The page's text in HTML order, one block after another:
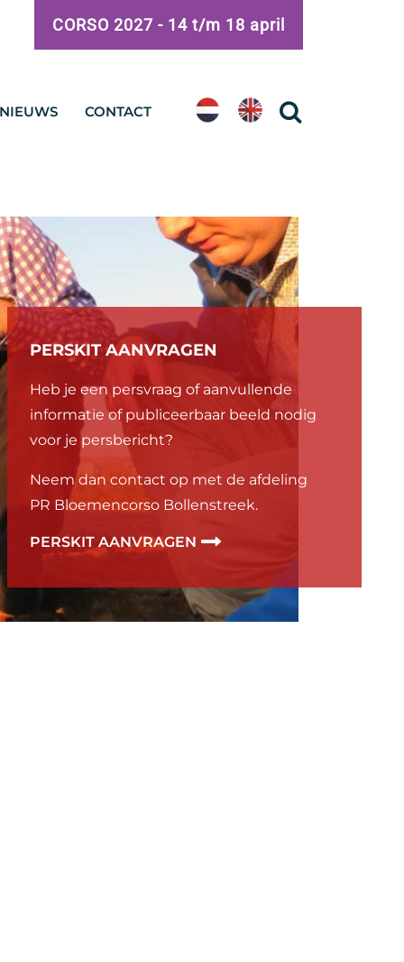
CORSO 2027 - 14 t/m 18 april
NIEUWS CONTACT
PERSKIT AANVRAGEN
Heb je een persvraag of aanvullende
informatie of publiceerbaar beeld nodig
voor je persbericht?
Neem dan contact op met de afdeling
PR Bloemencorso Bollenstreek.
PERSKIT AANVRAGEN